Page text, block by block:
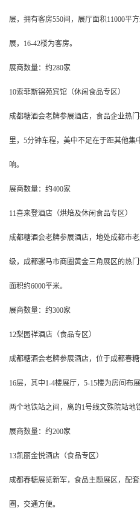
层，拥有客房550间，展厅面积11000平
展，16-42楼为客房。
展商数量：约280家
10索菲斯锦苑宾馆（休闲食品专区）
成都糖酒会老牌参展酒店，食品企业热
里，5分钟车程，美中不足在于距其他
响。
展商数量：约400家
11喜来登酒店（烘焙及休闲食品专区）
成都糖酒会老牌参展酒店，地处成都市
级，成都骡马市商圈黄金三角展区的热
面积约6000平米。
展商数量：约300家
12梨园祥酒店（食品专区）
成都糖酒会老牌参展酒店，位于成都春
16层，其中1-4楼展厅，5-15楼为房间布
两个地铁站之间，离的1号线文殊院站地
展商数量：约200家
13凯丽金悦酒店（食品专区）
成都春糖展览新军，食品主题展区，配
圈，交通方便。